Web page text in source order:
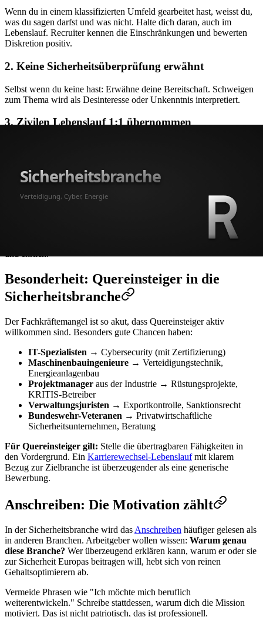
Wenn du in einem klassifizierten Umfeld gearbeitet hast, weisst du,
was du sagen darfst und was nicht. Halte dich daran, auch im
Lebenslauf. Recruiter kennen die Einschränkungen und bewerten
Diskretion positiv.
2. Keine Sicherheitsüberprüfung erwähnt
Selbst wenn du keine hast: Erwähne deine Bereitschaft. Schweigen
zum Thema wird als Desinteresse oder Unkenntnis interpretiert.
3. Zivilen Lebenslauf 1:1 übernommen
Grundschutz". Passe deinen Lebenslauf an die Branche an, genau
Lücken im
Besonderheit: Quereinsteiger in die
Sicherheitsbranche
Der Fachkräftemangel ist so akut, dass Quereinsteiger aktiv
willkommen sind. Besonders gute Chancen haben:
IT-Spezialisten → Cybersecurity (mit Zertifizierung)
Maschinenbauingenieure → Verteidigungstechnik,
Energieanlagenbau
Projektmanager aus der Industrie → Rüstungsprojekte,
KRITIS-Betreiber
Verwaltungsjuristen → Exportkontrolle, Sanktionsrecht
Bundeswehr-Veteranen → Privatwirtschaftliche
Sicherheitsunternehmen, Beratung
Für Quereinsteiger gilt: Stelle die übertragbaren Fähigkeiten in
den Vordergrund. Ein Karrierewechsel-Lebenslaufmit klarem
Bezug zur Zielbranche ist überzeugender als eine generische
Bewerbung.
Anschreiben: Die Motivation zählt
In der Sicherheitsbranche wird das Anschreiben häufiger gelesen als
in anderen Branchen. Arbeitgeber wollen wissen: Warum genau
diese Branche? Wer überzeugend erklären kann, warum er oder sie
zur Sicherheit Europas beitragen will, hebt sich von reinen
Gehaltsoptimierern ab.
Vermeide Phrasen wie "Ich möchte mich beruflich
weiterentwickeln." Schreibe stattdessen, warum dich die Mission
motiviert. Das ist nicht patriotisch, das ist professionell.